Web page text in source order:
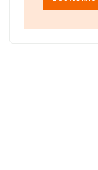
La empresa
identificación